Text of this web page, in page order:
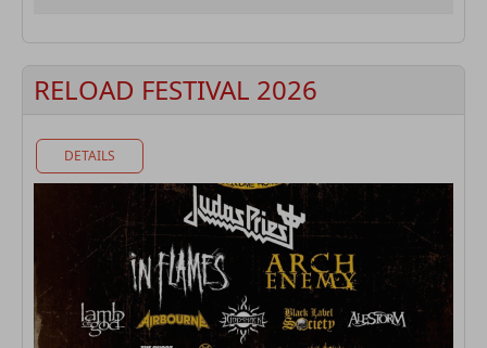
RELOAD FESTIVAL 2026
DETAILS